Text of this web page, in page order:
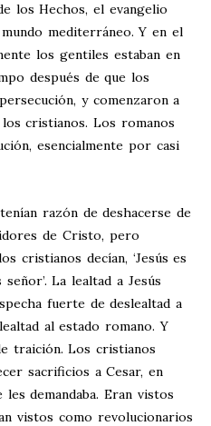
los Hechos, el evangelio
mediterráneo. Y en el
los gentiles estaban en
después de que los
y comenzaron a
cristianos. Los romanos
esencialmente por casi
razón de deshacerse de
de Cristo, pero
cristianos decían, ‘Jesús es
señor’. La lealtad a Jesús
fuerte de deslealtad a
al estado romano. Y
traición. Los cristianos
sacrificios a Cesar, en
demandaba. Eran vistos
vistos como revolucionarios